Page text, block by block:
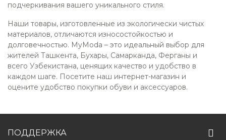
подчеркивания вашего уникального стиля.
Наши товары, изготовленные из экологически чистых
материалов, отличаются износостойкостью и
долговечностью. MyModa – это идеальный выбор для
жителей Ташкента, Бухары, Самарканда, Ферганы и
всего Узбекистана, ценящих качество и удобство в
каждом шаге. Посетите наш интернет-магазин и
оцените удобство покупки обуви и аксессуаров.
ПОДДЕРЖКА